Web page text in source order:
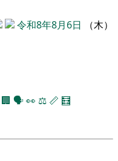
令和8年8月6日 （木）
🏢 🗣️👀 ⚖️ 📏 🧮